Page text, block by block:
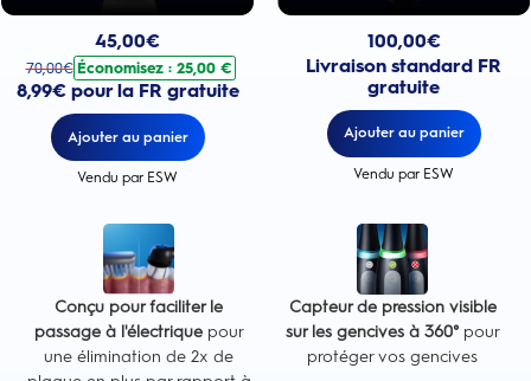
45,00€
70,00€ Économisez : 25,00 €
8,99€ pour la FR gratuite
Ajouter au panier
Vendu par ESW
100,00€
Livraison standard FR
gratuite
Ajouter au panier
Vendu par ESW
Conçu pour faciliter le
passage à l'électriquepour
une élimination de 2x de
Capteur de pression visible
sur les gencives à 360°pour
protéger vos gencives